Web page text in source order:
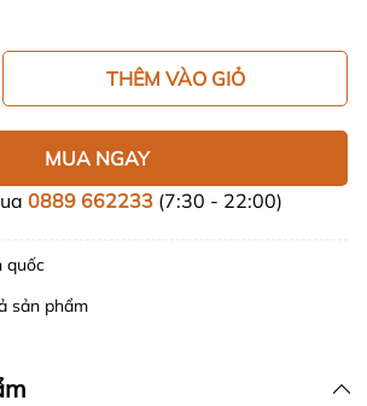
THÊM VÀO GIỎ
MUA NGAY
0889 662233(7:30 - 22:00)
quốc
sản phẩm